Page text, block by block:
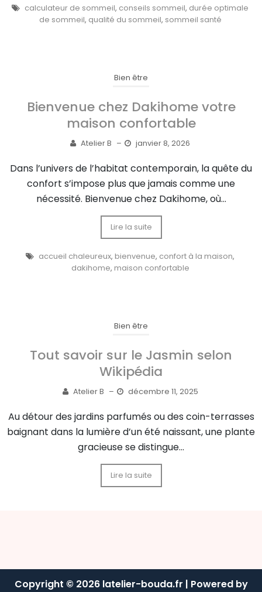
calculateur de sommeil, conseils sommeil, durée optimale
de sommeil, qualité du sommeil, sommeil santé
Bien être
Bienvenue chez Dakihome votre
maison confortable
Atelier B – janvier 8, 2026
Dans l’univers de l’habitat contemporain, la quête du
confort s’impose plus que jamais comme une
nécessité. Bienvenue chez Dakihome, où...
Lire la suite
accueil chaleureux, bienvenue, confort à la maison,
dakihome, maison confortable
Bien être
Tout savoir sur le Jasmin selon
Wikipédia
Atelier B – décembre 11, 2025
Au détour des jardins parfumés ou des coin-terrasses
baignant dans la lumière d’un été naissant, une plante
gracieuse se distingue...
Lire la suite
Copyright © 2026 latelier-bouda.fr | Powered by